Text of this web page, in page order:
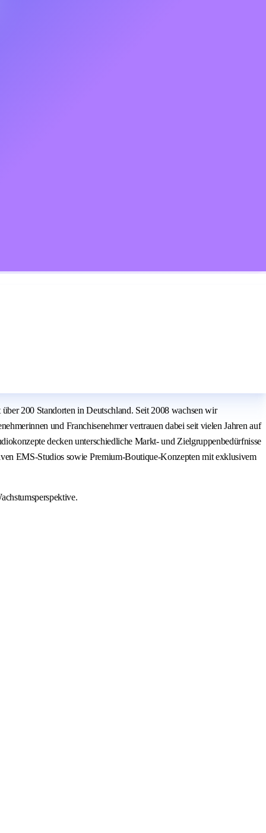
200 Standorten in Deutschland. Seit 2008 wachsen wir
und Franchisenehmer vertrauen dabei seit vielen Jahren auf
decken unterschiedliche Markt- und Zielgruppenbedürfnisse
EMS-Studios sowie Premium-Boutique-Konzepten mit exklusivem